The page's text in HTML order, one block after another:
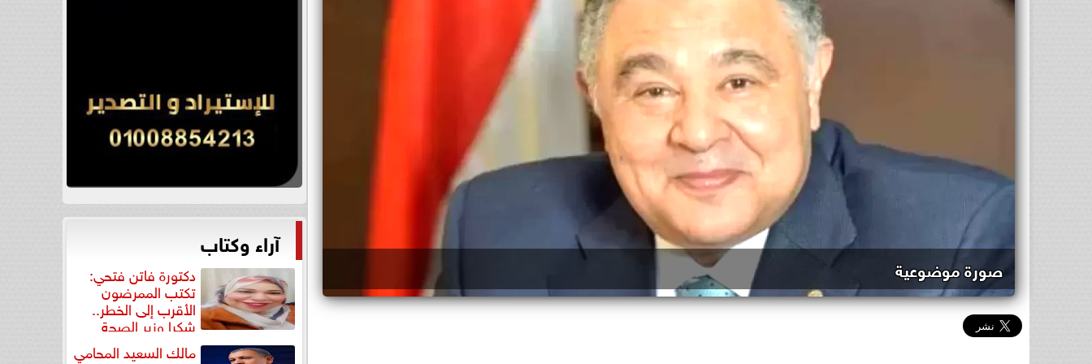
صورة موضوعية
آراء وكتاب
دكتورة فاتن فتحي:
تكتب الممرضون
الأقرب إلى الخطر..
شكرا وزير الصحة
لتكريم... مالك السعيد المحامي